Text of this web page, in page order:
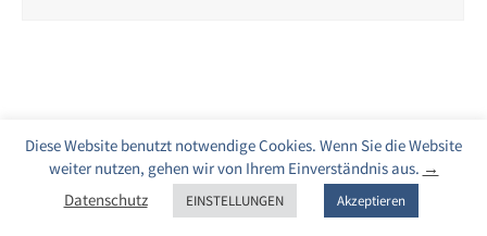
Diese Website benutzt notwendige Cookies. Wenn Sie die Website
weiter nutzen, gehen wir von Ihrem Einverständnis aus. →
Datenschutz
EINSTELLUNGEN Akzeptieren